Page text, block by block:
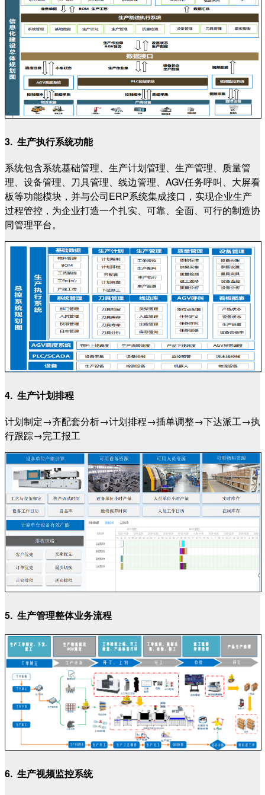
3. 生产执行系统功能
系统包含系统基础管理、生产计划管理、生产管理、质量管
理、设备管理、刀具管理、线边管理、AGV任务呼叫、大屏看
板等功能模块，并与公司ERP系统集成接口，实现企业生产
过程管控，为企业打造一个扎实、可靠、全面、可行的制造协
同管理平台。
4. 生产计划排程
计划制定→齐配套分析→计划排程→插单调整→下达派工→执
行跟踪→完工报工
5. 生产管理整体业务流程
6. 生产视频监控系统